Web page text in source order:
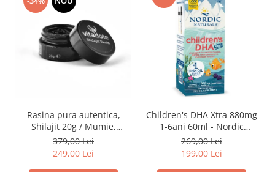
Rasina pura autentica,
Shilajit 20g / Mumie,
Vitamine si Micronutrienti -
Vitadote
379,00 Lei
249,00 Lei
Children's DHA Xtra 880mg
1-6ani 60ml - Nordic
Naturals
269,00 Lei
199,00 Lei